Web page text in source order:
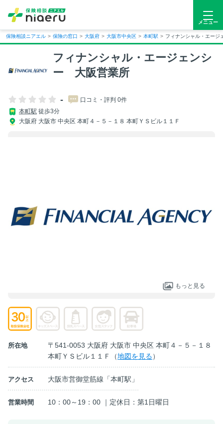
メニュー
保険相談ニアエル > 保険の窓口 > 大阪府 > 大阪市中央区 > 本町駅 > フィナンシャル・エー
フィナンシャル・エージェンシ
ー 大阪営業所
-
口コミ・評判 0件
本町駅 徒歩3分
大阪府 大阪市 中央区 本町４－５－１８ 本町ＹＳビル１１Ｆ
もっと見る
所在地
〒541-0053 大阪府 大阪市 中央区 本町４－５－１８
本町ＹＳビル１１Ｆ（地図を見る）
アクセス 大阪市営御堂筋線「本町駅」
営業時間 10：00～19：00 ｜定休日：第1日曜日